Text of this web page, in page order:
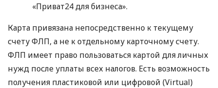
«Приват24 для бизнеса».
Карта привязана непосредственно к текущему
счету ФЛП, а не к отдельному карточному счету.
ФЛП имеет право пользоваться картой для личных
нужд после уплаты всех налогов. Есть возможность
получения пластиковой или цифровой (Virtual)